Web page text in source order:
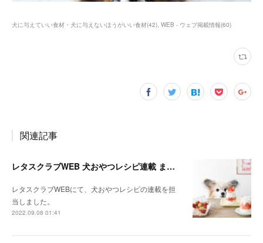
犬に与えていい食材・犬に与えないほうがいい食材(42) WEB - ウェブ掲載情報(60)
関連記事
レタスクラブWEB 犬おやつレシピ連載 まとめ
レタスクラブWEBにて、犬おやつレシピの連載を担
当しました。
2022.09.08 01:41